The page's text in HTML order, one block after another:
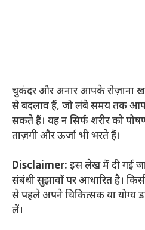
चुकंदर और अनार आपके रोज़ाना
से बदलाव हैं, जो लंबे समय तक
सकते हैं। यह न सिर्फ शरीर को
ताज़गी और ऊर्जा भी भरते हैं।
Disclaimer: इस लेख में दी गई
संबंधी सुझावों पर आधारित है।
से पहले अपने चिकित्सक या योग्य
लें।